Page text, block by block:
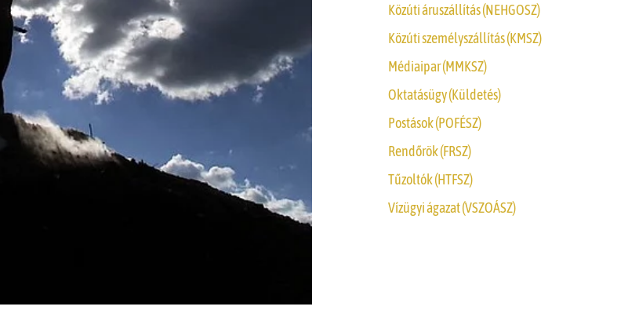
Közúti áruszállítás (NEHGOSZ)
Közúti személyszállítás (KMSZ)
Médiaipar (MMKSZ)
Oktatásügy (Küldetés)
Postások (POFÉSZ)
Rendőrök (FRSZ)
Tűzoltók (HTFSZ)
Vízügyi ágazat (VSZOÁSZ)